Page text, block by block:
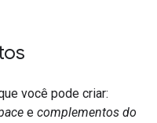
você pode criar:
e complementos do